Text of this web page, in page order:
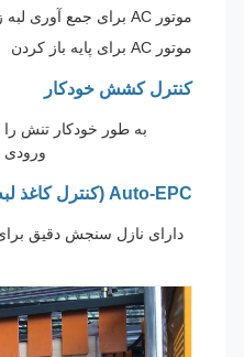
موتور AC برای جمع آوری لبه زباله آسیاب بادی
موتور AC برای پایه باز کردن
کنترل کشش خودکار
به طور خودکار تنش را بر
ورودی به
Auto-EPC (کنترل کاغذ لبه)
دارای نازل سنجش دقیق برای